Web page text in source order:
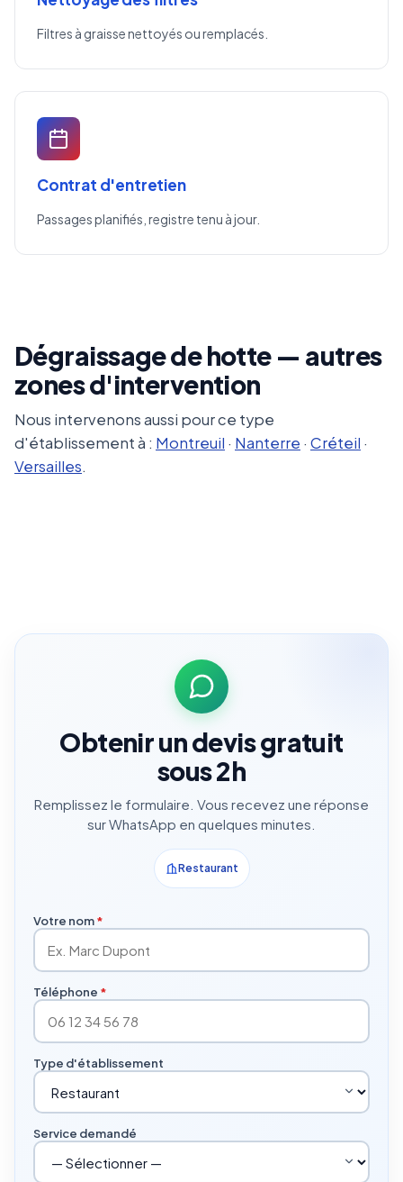
Filtres à graisse nettoyés ou remplacés.
Contrat d'entretien
Passages planifiés, registre tenu à jour.
Dégraissage de hotte — autres
zones d'intervention
Nous intervenons aussi pour ce type
d'établissement à : Montreuil · Nanterre · Créteil ·
Versailles.
Obtenir un devis gratuit
sous 2h
Remplissez le formulaire. Vous recevez une réponse
sur WhatsApp en quelques minutes.
Restaurant
Votre nom*
Téléphone *
Type d'établissement
Service demandé